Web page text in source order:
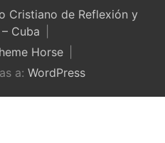
Cristiano de Reflexión y
Cuba
Horse
a: WordPress